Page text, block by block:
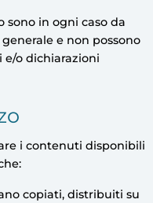
in ogni caso da
e non possono
o dichiarazioni
i contenuti disponibili
copiati, distribuiti su